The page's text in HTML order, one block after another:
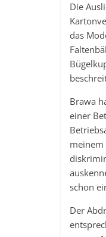
Die
das
Brawa
einer
meinem
schon
Der